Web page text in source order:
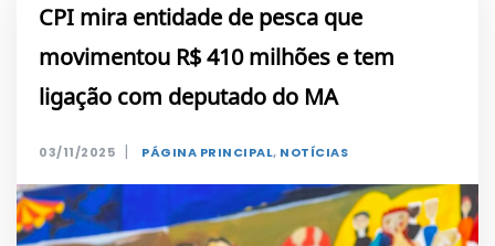
CPI mira entidade de pesca que
movimentou R$ 410 milhões e tem
ligação com deputado do MA
03/11/2025 | PÁGINA PRINCIPAL, NOTÍCIAS